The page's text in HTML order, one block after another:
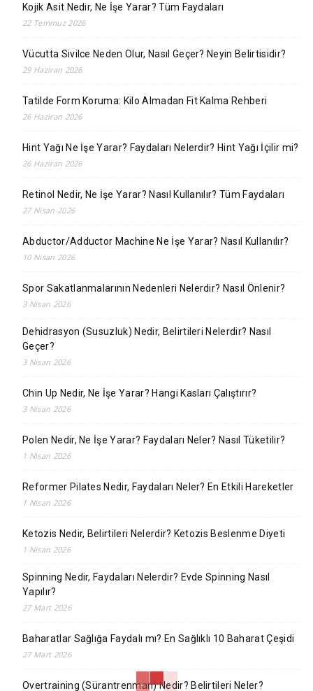
Kojik Asit Nedir, Ne İşe Yarar? Tüm Faydaları
22 Temmuz 2026
Vücutta Sivilce Neden Olur, Nasıl Geçer? Neyin Belirtisidir?
29 Haziran 2026
Tatilde Form Koruma: Kilo Almadan Fit Kalma Rehberi
26 Haziran 2026
Hint Yağı Ne İşe Yarar? Faydaları Nelerdir? Hint Yağı İçilir mi?
26 Haziran 2026
Retinol Nedir, Ne İşe Yarar? Nasıl Kullanılır? Tüm Faydaları
27 Nisan 2026
Abductor/Adductor Machine Ne İşe Yarar? Nasıl Kullanılır?
10 Nisan 2026
Spor Sakatlanmalarının Nedenleri Nelerdir? Nasıl Önlenir?
3 Nisan 2026
Dehidrasyon (Susuzluk) Nedir, Belirtileri Nelerdir? Nasıl
Geçer?
3 Nisan 2026
Chin Up Nedir, Ne İşe Yarar? Hangi Kasları Çalıştırır?
3 Nisan 2026
Polen Nedir, Ne İşe Yarar? Faydaları Neler? Nasıl Tüketilir?
1 Nisan 2026
Reformer Pilates Nedir, Faydaları Neler? En Etkili Hareketler
1 Nisan 2026
Ketozis Nedir, Belirtileri Nelerdir? Ketozis Beslenme Diyeti
1 Nisan 2026
Spinning Nedir, Faydaları Nelerdir? Evde Spinning Nasıl
Yapılır?
27 Mart 2026
Baharatlar Sağlığa Faydalı mı? En Sağlıklı 10 Baharat Çeşidi
27 Mart 2026
Overtraining (Sürantrenman) Nedir? Belirtileri Neler?